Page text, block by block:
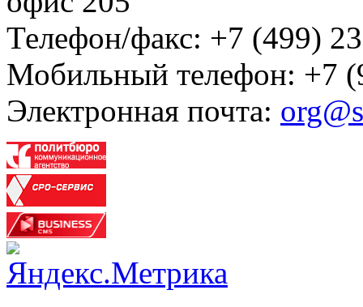
Телефон/факс: +7 (499)
Мобильный телефон: +7
Электронная почта: